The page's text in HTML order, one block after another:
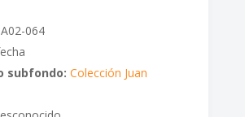
A02-064
subfondo: Colección Juan